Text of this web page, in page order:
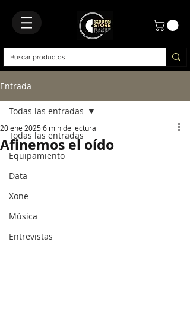
Entrada
Todas las entradas
Equipamiento
Data
Xone
Música
Entrevistas
Todas las entradas
Afinemos el oído
20 ene 20256 min de lectura